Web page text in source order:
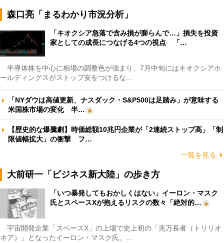
森口亮「まるわかり市況分析」
「キオクシア急落で含み損が膨らんで…」損失を投資
家としての成長につなげる4つの視点 「…
半導体株を中心に相場の調整色が強まり、7月中旬にはキオクシアホ
ールディングスがストップ安をつけるな…
「NYダウは高値更新、ナスダック・S&P500は足踏み」が意味する
米国株市場の変化 半…
【歴史的な爆騰劇】時価総額10兆円企業が「2連続ストップ高」「制
限値幅拡大」の衝撃 フ…
一覧を見る
大前研一「ビジネス新大陸」の歩き方
「いつ暴発してもおかしくはない」イーロン・マスク
氏とスペースXが抱えるリスクの数々「絶対的…
宇宙開発企業「スペースX」の上場で史上初の「兆万長者（トリリオ
ネア）」となったイーロン・マスク氏。…